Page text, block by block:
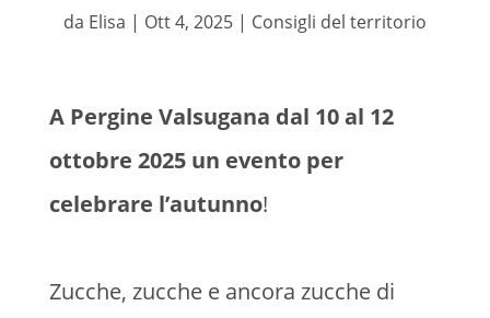
da Elisa | Ott 4, 2025| Consigli del territorio
A Pergine Valsugana dal 10 al 12
ottobre 2025 un evento per
celebrare l’autunno!
Zucche, zucche e ancora zucche di